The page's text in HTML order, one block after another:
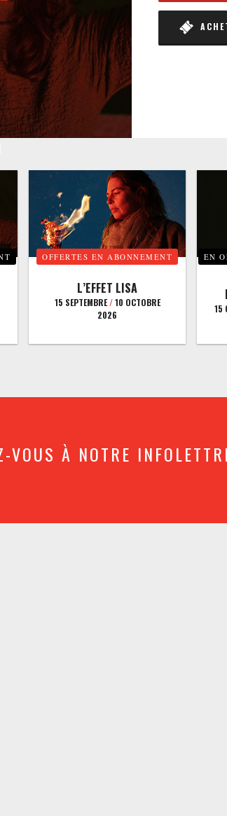
OFFERTES EN ABONNEMENT
L’EFFET LISA
15 SEPTEMBRE/10 OCTOBRE
2026
EN
15
VOUS À NOTRE